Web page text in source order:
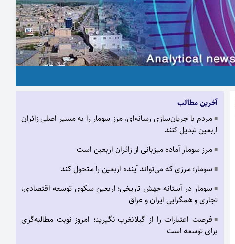
آخرین مطالب
■ مردم با جریان‌سازی رسانه‌ای، مرز سومار را به مسیر اصلی زائران
اربعین تبدیل کنند
■ مرز سومار آماده میزبانی از زائران اربعین است
■ سومار؛ مرزی که می‌تواند آینده اربعین را متحول کند
■ سومار در آستانه جهش تاریخی؛ اربعین سکوی توسعه اقتصادی،
تجاری و همگرایی ایران و عراق
■ فرصت اعتبارات را از گیلانغرب نگیرید؛ امروز نوبت مطالبه‌گری
برای توسعه است